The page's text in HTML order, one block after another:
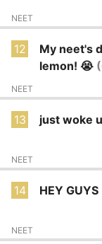
NEET
12
My neet's
lemon! 😭
NEET
13 just woke
NEET
14 HEY GUYS
NEET